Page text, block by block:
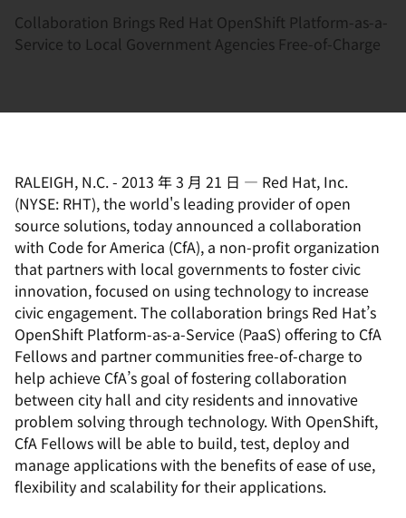
いCollaboration Brings Red Hat OpenShift Platform-as-a-
Service to Local Government Agencies Free-of-Charge
RALEIGH, N.C.- 2013 年 3 月 21 日 — Red Hat, Inc.
(NYSE: RHT), the world's leading provider of open
source solutions, today announced a collaboration
with Code for America (CfA), a non-profit organization
that partners with local governments to foster civic
innovation, focused on using technology to increase
civic engagement. The collaboration brings Red Hat’s
OpenShift Platform-as-a-Service (PaaS) offering to CfA
Fellows and partner communities free-of-charge to
help achieve CfA’s goal of fostering collaboration
between city hall and city residents and innovative
problem solving through technology. With OpenShift,
CfA Fellows will be able to build, test, deploy and
manage applications with the benefits of ease of use,
flexibility and scalability for their applications.